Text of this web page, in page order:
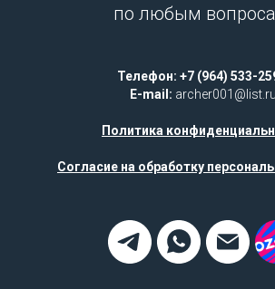
по любым
Телефон: +7 (964) 533-
E-mail: archer001@list.ru
Политика
Согласие на обработку